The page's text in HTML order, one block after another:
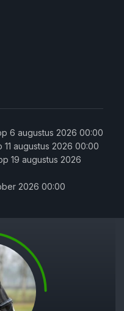
6 augustus 2026 00:00
11 augustus 2026 00:00
19 augustus 2026
2026 00:00